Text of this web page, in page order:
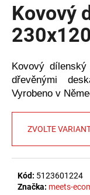
Kovový
Kovový
dřevěnými
Vyrobeno v
ZVOLTE
Kód: 5123601224
Značka: meets-
o
r
u
č
u
j
e
m
e